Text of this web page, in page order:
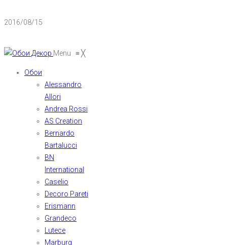
2016/08/15
Menu ≡╳
Обои
Alessandro
Allori
Andrea Rossi
AS Creation
Bernardo
Bartalucci
BN
International
Caselio
Decoro Pareti
Erismann
Grandeco
Lutece
Marburg